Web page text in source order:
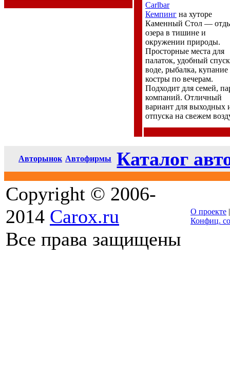
Carlbar
Кемпинг на хуторе
Каменный Стол —
озера в тишине и
окружении природы.
Просторные места для
палаток, удобный
воде, рыбалка, купание
костры по вечерам.
Подходит для семей,
компаний. Отличный
вариант для выходных
отпуска на свежем
Авторынок Автофирмы
Каталог
Copyright © 2006-
2014 Carox.ru
Все права защищены
О проекте
Конфиц.